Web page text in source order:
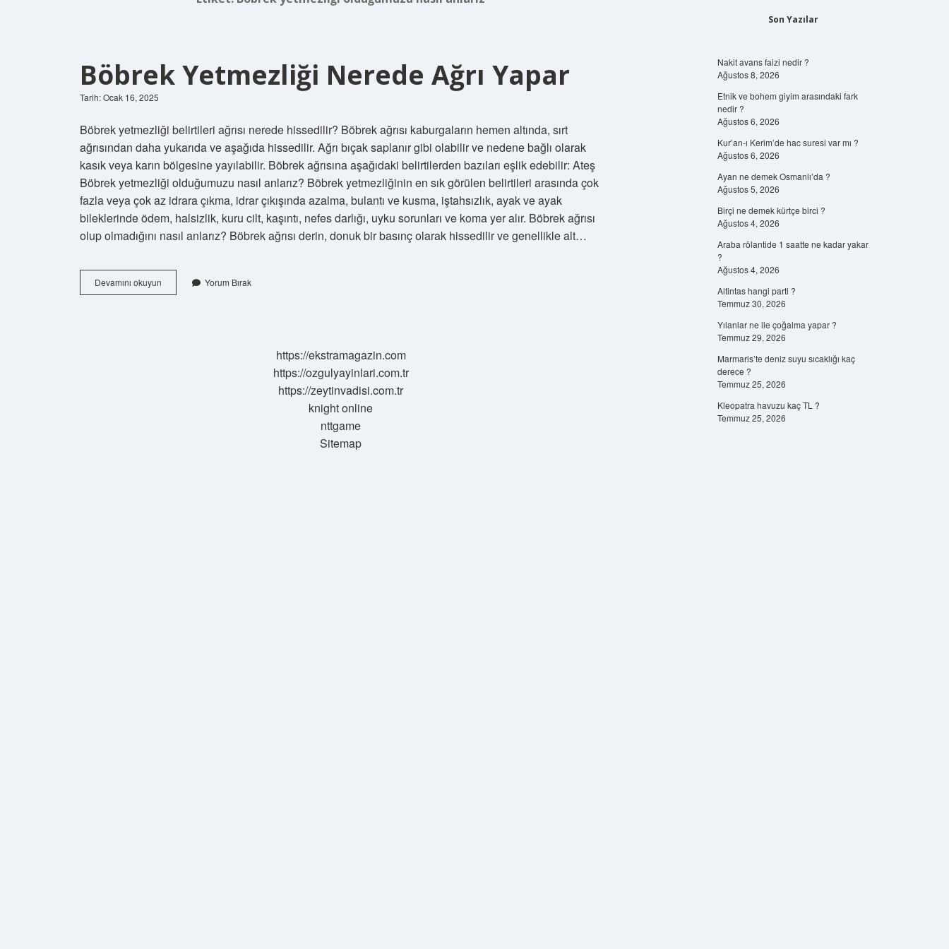
Böbrek Yetmezliği Nerede Ağrı Yapar
Tarih: Ocak 16, 2025
Böbrek yetmezliği belirtileri ağrısı nerede hissedilir? Böbrek ağrısı kaburgaların hemen altında, sırt
ağrısından daha yukarıda ve aşağıda hissedilir. Ağrı bıçak saplanır gibi olabilir ve nedene bağlı olarak
kasık veya karın bölgesine yayılabilir. Böbrek ağrısına aşağıdaki belirtilerden bazıları eşlik edebilir: Ateş
Böbrek yetmezliği olduğumuzu nasıl anlarız? Böbrek yetmezliğinin en sık görülen belirtileri arasında çok
fazla veya çok az idrara çıkma, idrar çıkışında azalma, bulantı ve kusma, iştahsızlık, ayak ve ayak
bileklerinde ödem, halsizlik, kuru cilt, kaşıntı, nefes darlığı, uyku sorunları ve koma yer alır. Böbrek ağrısı
olup olmadığını nasıl anlarız? Böbrek ağrısı derin, donuk bir basınç olarak hissedilir ve genellikle alt…
Devamını okuyun
Yetmezliği
Yorum Bırak
https://ekstramagazin.com
https://ozgulyayinlari.com.tr
https://zeytinvadisi.com.tr
knight online
nttgame
Sitemap
Son Yazılar
Nakit avans faizi nedir ?
Ağustos 8, 2026
Etnik ve bohem giyim arasındaki fark
nedir ?
Ağustos 6, 2026
Kur’an-ı Kerim’de hac suresi var mı ?
Ağustos 6, 2026
Ayan ne demek Osmanlı’da ?
Ağustos 5, 2026
Birçi ne demek kürtçe birci ?
Ağustos 4, 2026
Araba rölantide 1 saatte ne kadar yakar
?
Ağustos 4, 2026
Altintas hangi parti ?
Temmuz 30, 2026
Yılanlar ne ile çoğalma yapar ?
Temmuz 29, 2026
Marmaris’te deniz suyu sıcaklığı kaç
derece ?
Temmuz 25, 2026
Kleopatra havuzu kaç TL ?
Temmuz 25, 2026